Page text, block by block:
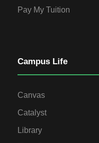
Pay My Tuition
Campus Life
Canvas
Catalyst
Library